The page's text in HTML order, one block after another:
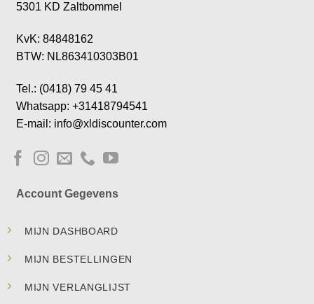
5301 KD Zaltbommel
KvK: 84848162
BTW: NL863410303B01
Tel.: (0418) 79 45 41
Whatsapp: +31418794541
E-mail: info@xldiscounter.com
Account Gegevens
MIJN DASHBOARD
MIJN BESTELLINGEN
MIJN VERLANGLIJST